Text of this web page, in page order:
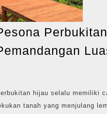
hijau selalu memiliki
tanah yang menjulang